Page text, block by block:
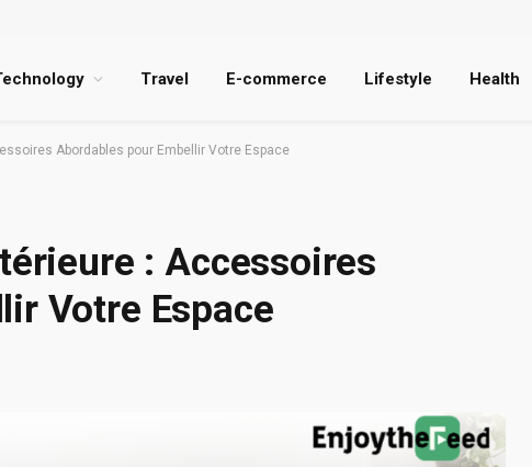
Travel E-commerce Lifestyle Health
Abordables pour Embellir Votre Espace
: Accessoires
Votre Espace